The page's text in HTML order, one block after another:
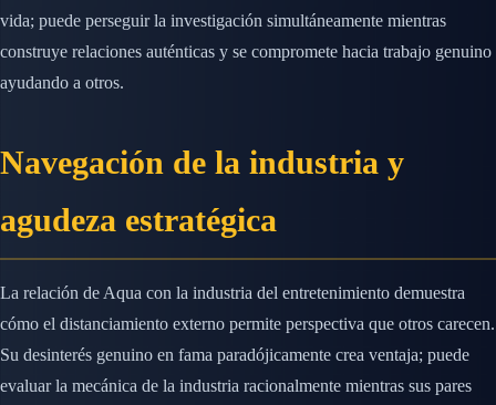
vida; puede perseguir la investigación simultáneamente mientras
construye relaciones auténticas y se compromete hacia trabajo genuino
ayudando a otros.
Navegación de la industria y
agudeza estratégica
La relación de Aqua con la industria del entretenimiento demuestra
cómo el distanciamiento externo permite perspectiva que otros carecen.
Su desinterés genuino en fama paradójicamente crea ventaja; puede
evaluar la mecánica de la industria racionalmente mientras sus pares